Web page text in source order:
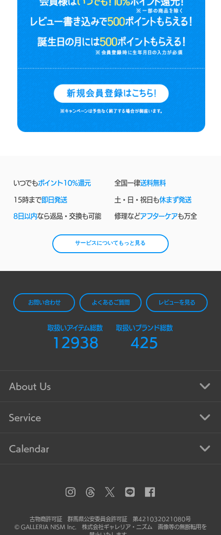
いつでもポイント10%還元 全国一律送料無料
15時まで即日発送 土・日・祝日も休まず発送
8日以内なら返品・交換も可能 修理などアフターケアも万全
サービスについてもっと見る
お問い合わせ よくあるご質問 レビューを見る
取扱いアイテム総数
12938
取扱いブランド総数
425
About Us
Service
Calendar
古物商許可証 群馬県公安委員会許可証 第421032021080号
© GALLERIA NISM Inc. 株式会社ギャレリア・ニズム 画像等の無断転用を